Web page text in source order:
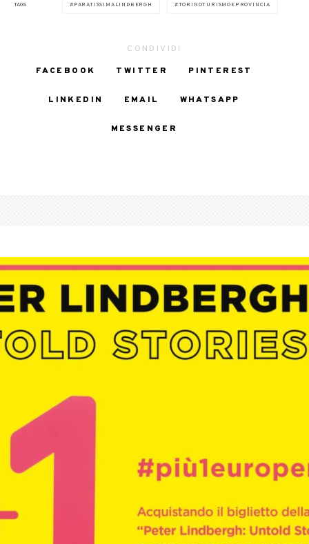
TAGS PARATISSIMALINDBERGH TORINOTURISMOEPROVINCIA
CONDIVIDI
FACEBOOK
TWITTER PINTEREST
LINKEDIN EMAIL WHATSAPP
MESSENGER